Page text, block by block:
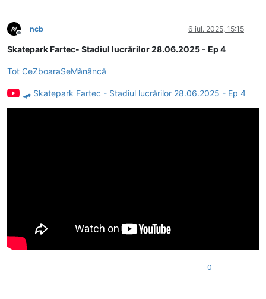
Deconectat
ncb 6 iul. 2025, 15:15
Skatepark Fartec- Stadiul lucrărilor 28.06.2025 - Ep 4
Tot CeZboaraSeMănâncă
🛹 Skatepark Fartec - Stadiul lucrărilor 28.06.2025 - Ep 4
0